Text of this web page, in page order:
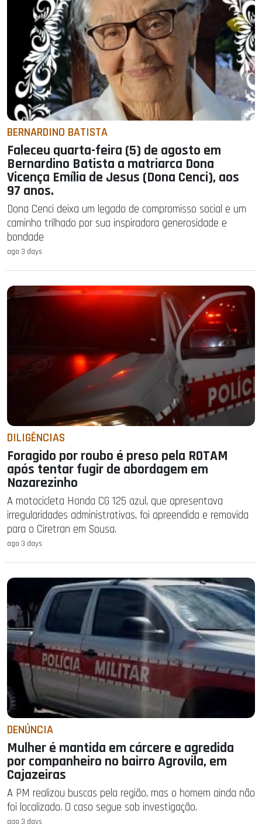
BERNARDINO BATISTA
Faleceu quarta-feira (5) de agosto em
Bernardino Batista a matriarca Dona
Vicença Emília de Jesus (Dona Cenci), aos
97 anos.
Dona Cenci deixa um legado de compromisso social e um
caminho trilhado por sua inspiradora generosidade e
bondade
ago 3 days
DILIGÊNCIAS
Foragido por roubo é preso pela ROTAM
após tentar fugir de abordagem em
Nazarezinho
A motocicleta Honda CG 125 azul, que apresentava
irregularidades administrativas, foi apreendida e removida
para o Ciretran em Sousa.
ago 3 days
DENÚNCIA
Mulher é mantida em cárcere e agredida
por companheiro no bairro Agrovila, em
Cajazeiras
A PM realizou buscas pela região, mas o homem ainda não
foi localizado. O caso segue sob investigação.
ago 3 days